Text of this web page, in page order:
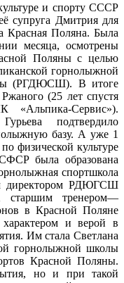
и спорту СССР
супруга Дмитрия для
Красная Поляна. Была
месяца, осмотрены
Поляны с целью
горнолыжной
(РГДЮСШ). В итоге
(25 лет спустя
«Альпика-Сервис»).
подтвердило
базу. А уже 1
физической культуре
была образована
спортшкола
РДЮГСШ
старшим тренером—
в Красной Поляне
и верой в
Им стала Светлана
горнолыжной школы
Красной Поляны.
но и при такой